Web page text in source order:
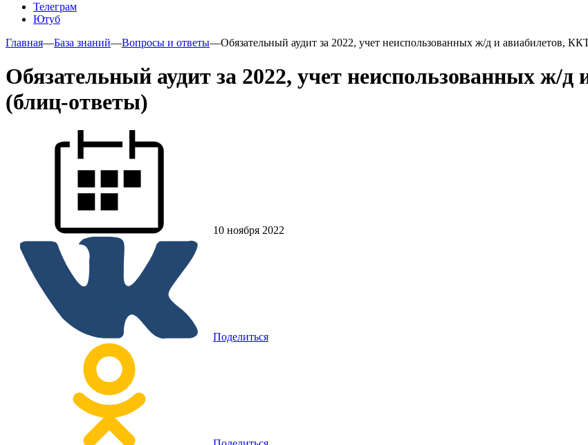
Телеграм
Ютуб
Главная—База знаний—Вопросы и ответы—Обязательный аудит за 2022, учет неиспользованных ж/д и авиабилетов,
Обязательный аудит за 2022, учет неиспользованных ж/
(блиц-ответы)
10 ноября 2022
Поделиться